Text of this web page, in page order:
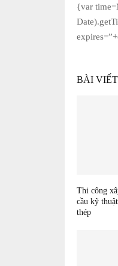
{var
BÀI
Thi công
cầu kỹ
thép